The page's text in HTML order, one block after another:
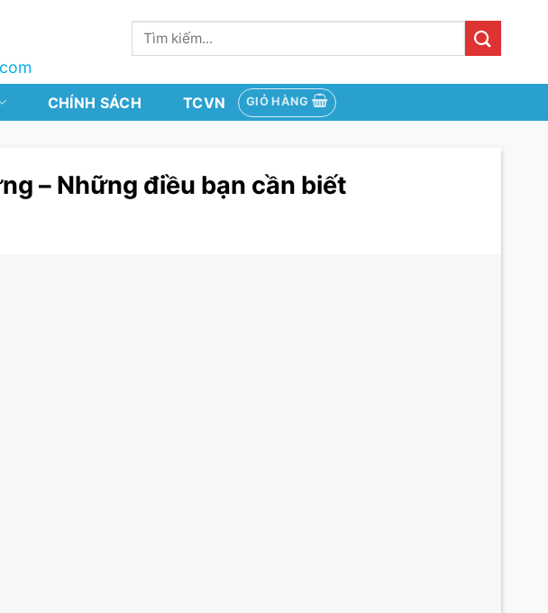
Tìm
kiếm:
CHÍNH SÁCH TCVN GIỎ HÀNG
– Những điều bạn cần biết